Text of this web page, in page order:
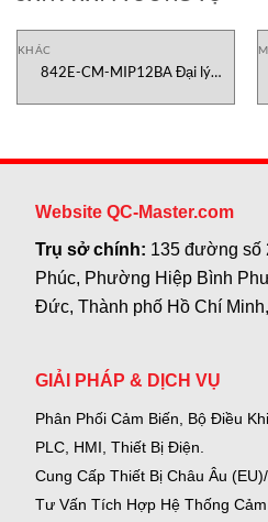
KHÁC
842E-CM-MIP12BA Đại lý
Website QC-Master.com
Trụ sở chính: 135 đường số
Phúc, Phường Hiệp Bình
Đức, Thành phố Hồ Chí
GIẢI PHÁP & DỊCH VỤ
Phân Phối Cảm Biến, Bộ Điều
PLC, HMI, Thiết Bị Điện.
Cung Cấp Thiết Bị Châu Âu
Tư Vấn Tích Hợp Hệ Thống